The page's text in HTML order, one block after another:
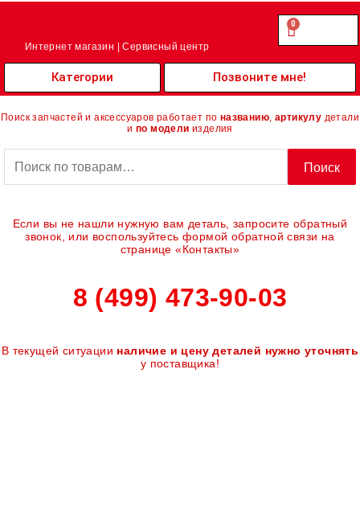
Перейти
Интернет магазин | Сервисный центр
0.00
0
Cart
Категории Позвоните мне!
Поиск запчастей и аксессуаров работает по названию артикулу детали
и по модели изделия
Поиск
Если вы не нашли нужную вам деталь, запросите обратный
звонок, или воспользуйтесь формой обратной связи на
странице «Контакты»
8 (499) 473-90-03
В текущей ситуации наличие и цену деталей нужно уточнять
у поставщика!